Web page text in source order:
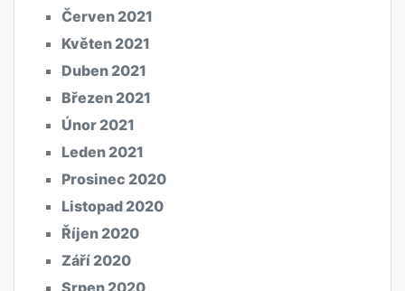
Červen 2021
Květen 2021
Duben 2021
Březen 2021
Únor 2021
Leden 2021
Prosinec 2020
Listopad 2020
Říjen 2020
Září 2020
Srpen 2020